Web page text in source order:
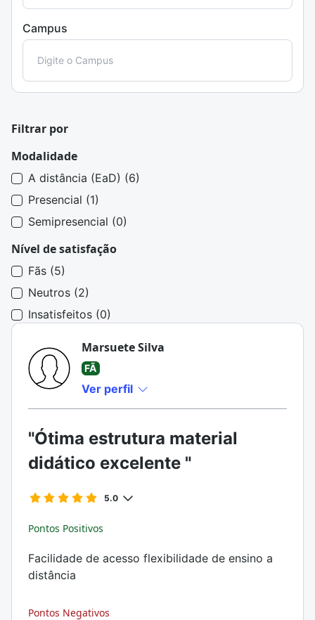
Campus
Filtrar por
Modalidade
A distância (EaD) (6)
Presencial (1)
Semipresencial (0)
Nível de satisfação
Fãs (5)
Neutros (2)
Insatisfeitos (0)
Marsuete Silva
FÃ
Ver perfil
"Ótima estrutura material
didático excelente "
5.0
Pontos Positivos
Facilidade de acesso flexibilidade de ensino a
distância
Pontos Negativos